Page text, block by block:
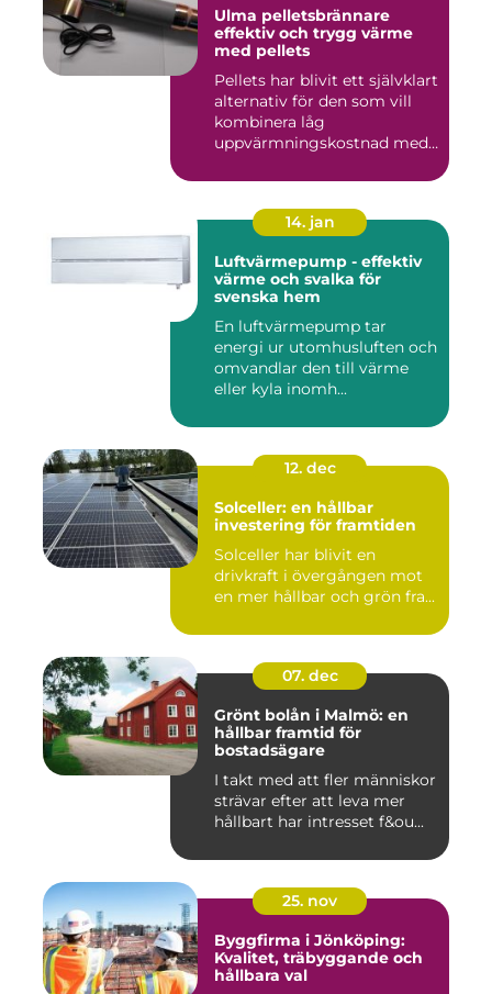
Ulma pelletsbrännare
effektiv och trygg värme
med pellets
Pellets har blivit ett självklart
alternativ för den som vill
kombinera låg
uppvärmningskostnad med
14. jan
Luftvärmepump - effektiv
värme och svalka för
svenska hem
En luftvärmepump tar
energi ur utomhusluften och
omvandlar den till värme
eller kyla inomh...
12. dec
Solceller: en hållbar
investering för framtiden
Solceller har blivit en
drivkraft i övergången mot
en mer hållbar och grön fra...
07. dec
Grönt bolån i Malmö: en
hållbar framtid för
bostadsägare
I takt med att fler människor
strävar efter att leva mer
hållbart har intresset f&ou...
25. nov
Byggfirma i Jönköping:
Kvalitet, träbyggande och
hållbara val